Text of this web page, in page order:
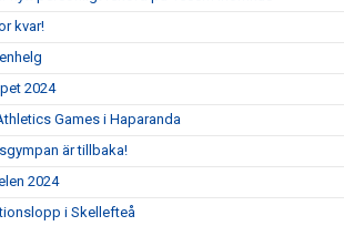
kvar!
2024
Games i Haparanda
är tillbaka!
2024
i Skellefteå